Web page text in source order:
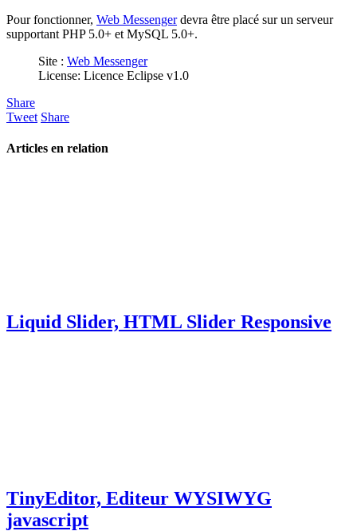
Pour fonctionner, Web Messengerdevra être placé sur un serveur
supportant PHP 5.0+ et MySQL 5.0+.
Site : Web Messenger
License: Licence Eclipse v1.0
Share
Tweet Share
Articles en relation
Liquid Slider, HTML Slider Responsive
TinyEditor, Editeur WYSIWYG
javascript